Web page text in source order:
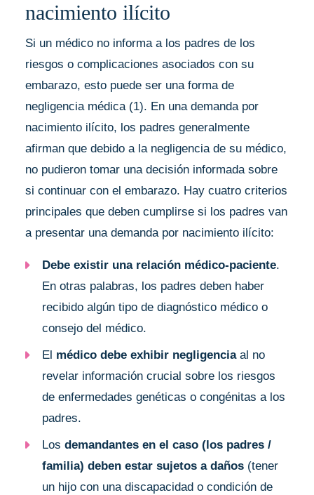
nacimiento ilícito
Si un médico no informa a los padres de los
riesgos o complicaciones asociados con su
embarazo, esto puede ser una forma de
negligencia médica (1). En una demanda por
nacimiento ilícito, los padres generalmente
afirman que debido a la negligencia de su médico,
no pudieron tomar una decisión informada sobre
si continuar con el embarazo. Hay cuatro criterios
principales que deben cumplirse si los padres van
a presentar una demanda por nacimiento ilícito:
Debe existir una relación médico-paciente.
En otras palabras, los padres deben haber
recibido algún tipo de diagnóstico médico o
consejo del médico.
El médico debe exhibir negligenciaal no
revelar información crucial sobre los riesgos
de enfermedades genéticas o congénitas a los
padres.
Los demandantes en el caso (los padres /
familia) deben estar sujetos a daños (tener
un hijo con una discapacidad o condición de